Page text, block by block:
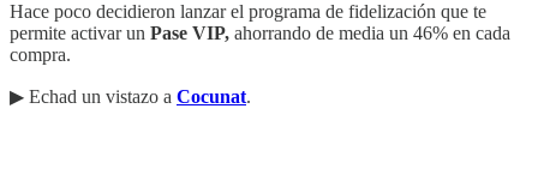
Hace poco decidieron lanzar el programa de fidelización que te
permite activar un Pase VIP, ahorrando de media un 46% en cada
compra.
▶︎ Echad un vistazo a Cocunat.